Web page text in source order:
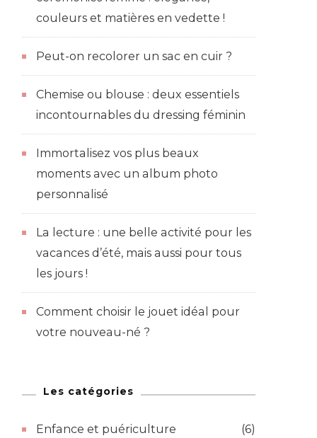
couleurs et matières en vedette !
Peut-on recolorer un sac en cuir ?
Chemise ou blouse : deux essentiels
incontournables du dressing féminin
Immortalisez vos plus beaux
moments avec un album photo
personnalisé
La lecture : une belle activité pour les
vacances d’été, mais aussi pour tous
les jours !
Comment choisir le jouet idéal pour
votre nouveau-né ?
Les catégories
Enfance et puériculture (6)